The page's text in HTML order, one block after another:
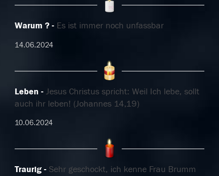
Warum ? Es ist immer noch unfassbar
14.06.2024
Leben
Jesus Christus spricht: Weil Ich lebe, sollt
auch ihr leben! (Johannes 14,19)
10.06.2024
Traurig
Sehr geschockt, ich kenne Frau Brumm